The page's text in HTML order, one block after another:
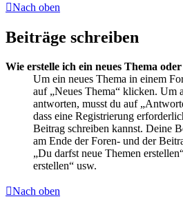
Nach oben
Beiträge schreiben
Wie erstelle ich ein neues Thema
Um ein neues Thema in einem
auf „Neues Thema“ klicken. Um
antworten, musst du auf
dass eine Registrierung
Beitrag schreiben kannst. Deine
am Ende der Foren- und der
„Du darfst neue Themen
erstellen“ usw.
Nach oben